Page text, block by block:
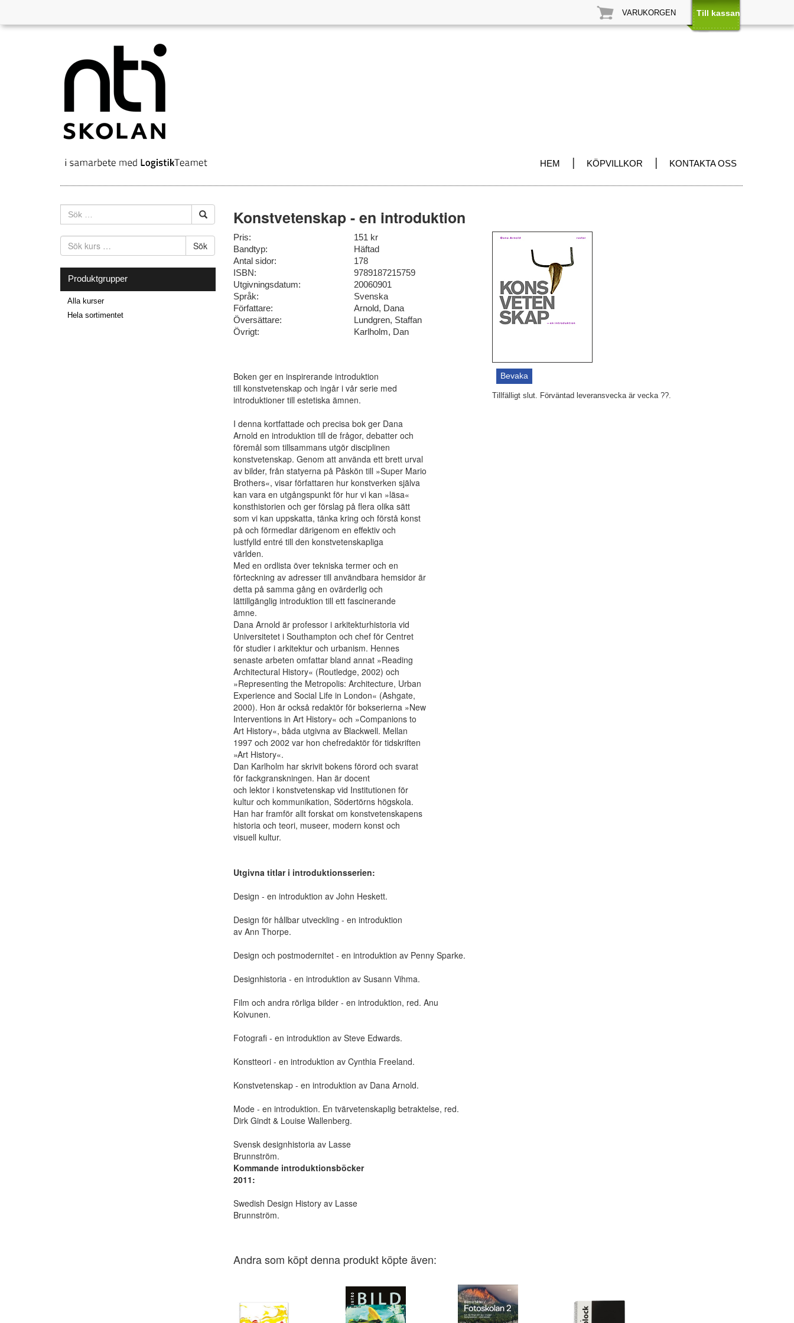
VARUKORGEN Till kassan
HEM | KÖPVILLKOR | KONTAKTA OSS
Sök
Produktgrupper
Alla kurser
Hela sortimentet
Konstvetenskap - en introduktion
Bevaka
Tillfälligt slut. Förväntad leveransvecka är vecka ??.
Pris:
151 kr
Bandtyp:
Häftad
Antal sidor:
178
ISBN:
9789187215759
Utgivningsdatum:
20060901
Språk:
Svenska
Författare:
Arnold, Dana
Översättare:
Lundgren, Staffan
Övrigt:
Karlholm, Dan
Boken ger en inspirerande introduktion
till konstvetenskap och ingår i vår serie med
introduktioner till estetiska ämnen.
I denna kortfattade och precisa bok ger Dana
Arnold en introduktion till de frågor, debatter och
föremål som tillsammans utgör disciplinen
konstvetenskap. Genom att använda ett brett urval
av bilder, från statyerna på Påskön till »Super Mario
Brothers«, visar författaren hur konstverken själva
kan vara en utgångspunkt för hur vi kan »läsa«
konsthistorien och ger förslag på flera olika sätt
som vi kan uppskatta, tänka kring och förstå konst
på och förmedlar därigenom en effektiv och
lustfylld entré till den konstvetenskapliga
världen.
Med en ordlista över tekniska termer och en
förteckning av adresser till användbara hemsidor är
detta på samma gång en ovärderlig och
lättillgänglig introduktion till ett fascinerande
ämne.
Dana Arnold är professor i arkitekturhistoria vid
Universitetet i Southampton och chef för Centret
för studier i arkitektur och urbanism. Hennes
senaste arbeten omfattar bland annat »Reading
Architectural History« (Routledge, 2002) och
»Representing the Metropolis: Architecture, Urban
Experience and Social Life in London« (Ashgate,
2000). Hon är också redaktör för bokserierna »New
Interventions in Art History« och »Companions to
Art History«, båda utgivna av Blackwell. Mellan
1997 och 2002 var hon chefredaktör för tidskriften
»Art History«.
Dan Karlholm har skrivit bokens förord och svarat
för fackgranskningen. Han är docent
och lektor i konstvetenskap vid Institutionen för
kultur och kommunikation, Södertörns högskola.
Han har framför allt forskat om konstvetenskapens
historia och teori, museer, modern konst och
visuell kultur.
Utgivna titlar i introduktionsserien:
Design - en introduktion av John Heskett.
Design för hållbar utveckling - en introduktion
av Ann Thorpe.
Design och postmodernitet - en introduktion av Penny Sparke.
Designhistoria - en introduktion av Susann Vihma.
Film och andra rörliga bilder - en introduktion, red. Anu
Koivunen.
Fotografi - en introduktion av Steve Edwards.
Konstteori - en introduktion av Cynthia Freeland.
Konstvetenskap - en introduktion av Dana Arnold.
Mode - en introduktion. En tvärvetenskaplig betraktelse, red.
Dirk Gindt & Louise Wallenberg.
Svensk designhistoria av Lasse
Brunnström.
Kommande introduktionsböcker
2011:
Swedish Design History av Lasse
Brunnström.
Andra som köpt denna produkt köpte även: